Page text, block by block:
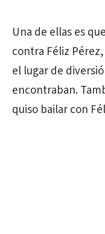
Una de ellas es
contra Féliz
el lugar de
encontraban.
quiso bailar con